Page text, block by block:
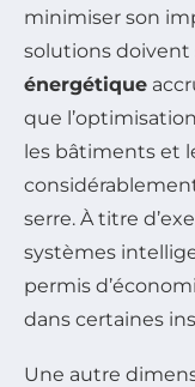
minimiser son
solutions doivent
énergétique
que
les bâtiments et
serre. À titre
systèmes
permis
dans certaines
Une autre